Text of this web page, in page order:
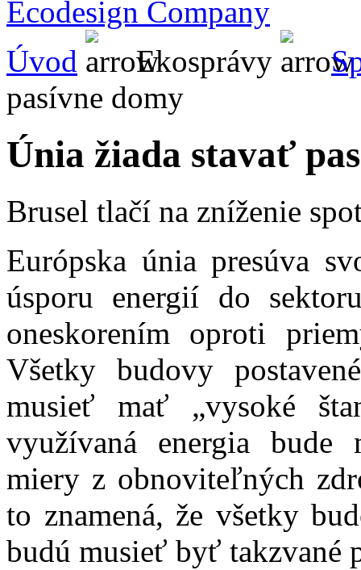
Ecodesign Company
Úvod
Ekosprávy
pasívne domy
Únia žiada stavať
Brusel tlačí na zníženie
Európska únia presúva
úsporu energií do
oneskorením oproti
Všetky budovy
musieť mať „vysoké
využívaná energia bude
miery z obnoviteľných
to znamená, že všetky
budú musieť byť takzvané